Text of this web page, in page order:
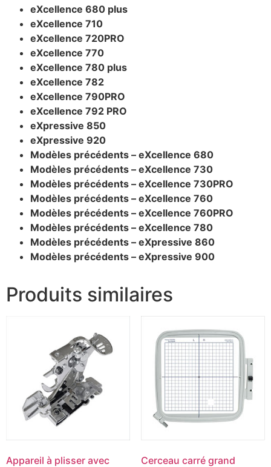
eXcellence 680 plus
eXcellence 710
eXcellence 720PRO
eXcellence 770
eXcellence 780 plus
eXcellence 782
eXcellence 790PRO
eXcellence 792 PRO
eXpressive 850
eXpressive 920
Modèles précédents – eXcellence 680
Modèles précédents – eXcellence 730
Modèles précédents – eXcellence 730PRO
Modèles précédents – eXcellence 760
Modèles précédents – eXcellence 760PRO
Modèles précédents – eXcellence 780
Modèles précédents – eXpressive 860
Modèles précédents – eXpressive 900
Produits similaires
Appareil à plisser avec
Cerceau carré grand